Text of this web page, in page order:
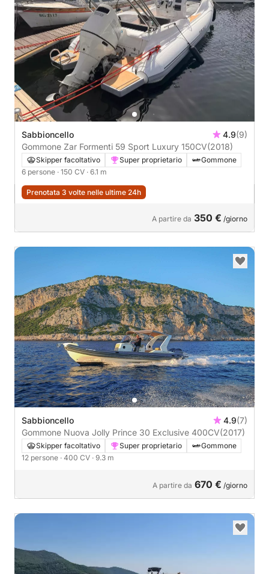
Sabbioncello 4.9(9)
Gommone Zar Formenti 59 Sport Luxury 150CV(2018)
Skipper facoltativo Super proprietario
Gommone
6 persone · 150 CV · 6.1 m
Prenotata 3 volte nelle ultime 24h
A partire da 350 € /giorno
Sabbioncello 4.9(7)
Gommone Nuova Jolly Prince 30 Exclusive 400CV(2017)
Skipper facoltativo Super proprietario
Gommone
12 persone · 400 CV · 9.3 m
A partire da 670 € /giorno